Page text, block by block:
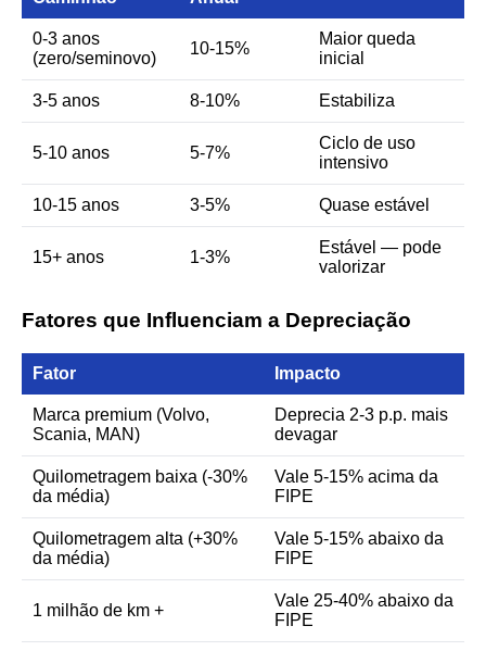
0-3 anos
(zero/seminovo)
10-15%
Maior queda
inicial
3-5 anos 8-10% Estabiliza
5-10 anos 5-7%
Ciclo de uso
intensivo
10-15 anos 3-5% Quase estável
15+ anos 1-3%
Estável — pode
valorizar
Fatores que Influenciam a Depreciação
Fator Impacto
Marca premium (Volvo,
Scania, MAN)
Deprecia 2-3 p.p. mais
devagar
Quilometragem baixa (-30%
da média)
Vale 5-15% acima da
FIPE
Quilometragem alta (+30%
da média)
Vale 5-15% abaixo da
FIPE
1 milhão de km +
Vale 25-40% abaixo da
FIPE